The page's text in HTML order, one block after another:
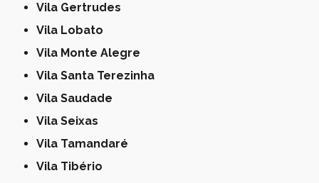
Vila Gertrudes
Vila Lobato
Vila Monte Alegre
Vila Santa Terezinha
Vila Saudade
Vila Seixas
Vila Tamandaré
Vila Tibério